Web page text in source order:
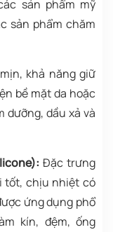
sản phẩm mỹ
sản phẩm chăm
khả năng giữ
bề mặt da hoặc
dưỡng, dầu xả và
Đặc trưng
tốt, chịu nhiệt có
ứng dụng phổ
kín, đệm, ống